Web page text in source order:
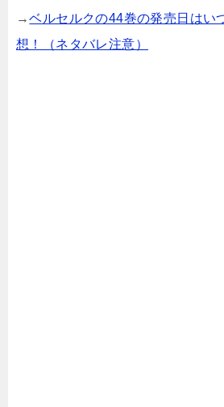
→ベルセルクの44巻の発売日はい
想！（ネタバレ注意）